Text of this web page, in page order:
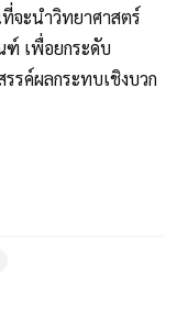
จะนำวิทยาศาสตร์
เพื่อยกระดับ
ค์ผลกระทบเชิงบวก